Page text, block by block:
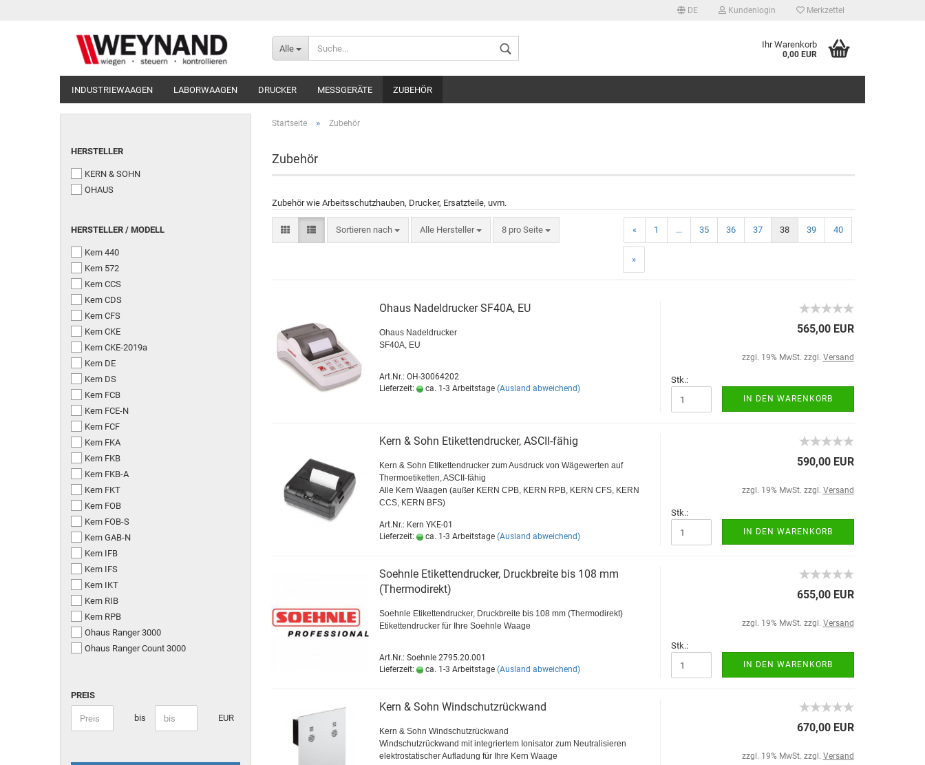
DE Kundenlogin
Passwort vergessen?
Merkzettel
Alle Ihr Warenkorb
0,00 EUR
INDUSTRIEWAAGEN LABORWAAGEN DRUCKER MESSGERÄTE ZUBEHÖR
Startseite » Zubehör
Zubehör
Zubehör wie Arbeitsschutzhauben, Drucker, Ersatzteile, uvm.
Sortieren nach Alle Hersteller 8 pro Seite « 1 ... 35 36 37 38 39 40
»
Ohaus Nadeldrucker SF40A, EU
Ohaus Nadeldrucker
SF40A, EU
Art.Nr.: OH-30064202
Lieferzeit:
ca. 1-3 Arbeitstage (Ausland abweichend)
565,00 EUR
zzgl. 19% MwSt. zzgl. Versand
Stk.:
IN DEN WARENKORB
Kern & Sohn Etikettendrucker, ASCII-fähig
Kern & Sohn Etikettendrucker zum Ausdruck von Wägewerten auf
Thermoetiketten, ASCII-fähig
Alle Kern Waagen (außer KERN CPB, KERN RPB, KERN CFS, KERN
CCS, KERN BFS)
Art.Nr.: Kern YKE-01
Lieferzeit:
ca. 1-3 Arbeitstage (Ausland abweichend)
590,00 EUR
zzgl. 19% MwSt. zzgl. Versand
Stk.:
IN DEN WARENKORB
Soehnle Etikettendrucker, Druckbreite bis 108 mm
(Thermodirekt)
Soehnle Etikettendrucker, Druckbreite bis 108 mm (Thermodirekt)
Etikettendrucker für Ihre Soehnle Waage
Art.Nr.: Soehnle 2795.20.001
Lieferzeit:
ca. 1-3 Arbeitstage (Ausland abweichend)
655,00 EUR
zzgl. 19% MwSt. zzgl. Versand
Stk.:
IN DEN WARENKORB
Kern & Sohn Windschutzrückwand
Kern & Sohn Windschutzrückwand
Windschutzrückwand mit integriertem Ionisator zum Neutralisieren
elektrostatischer Aufladung für Ihre Kern Waage
670,00 EUR
zzgl. 19% MwSt. zzgl. Versand
HERSTELLER
KERN & SOHN
OHAUS
HERSTELLER / MODELL
Kern 440
Kern 572
Kern CCS
Kern CDS
Kern CFS
Kern CKE
Kern CKE-2019a
Kern DE
Kern DS
Kern FCB
Kern FCE-N
Kern FCF
Kern FKA
Kern FKB
Kern FKB-A
Kern FKT
Kern FOB
Kern FOB-S
Kern GAB-N
Kern IFB
Kern IFS
Kern IKT
Kern RIB
Kern RPB
Ohaus Ranger 3000
Ohaus Ranger Count 3000
PREIS
bis EUR